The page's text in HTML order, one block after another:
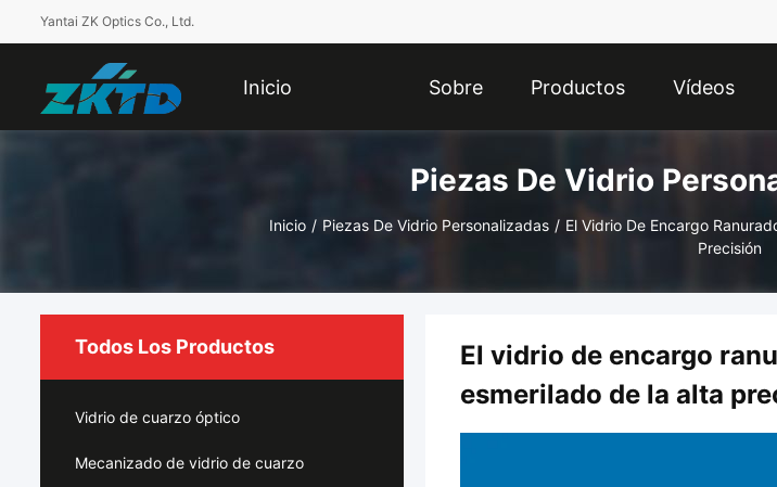
Yantai ZK Optics Co., Ltd.
Inicio Sobre
Nosotros
Productos Vídeos
Piezas De Vidrio
Inicio / Piezas De Vidrio Personalizadas / El Vidrio De Encargo
Precisión
Todos Los Productos
Vidrio de cuarzo óptico
Mecanizado de vidrio de cuarzo
El vidrio de encargo
esmerilado de la alta